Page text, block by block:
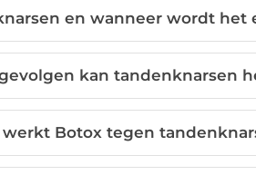
en wanneer wordt het
kan tandenknarsen
werkt Botox tegen